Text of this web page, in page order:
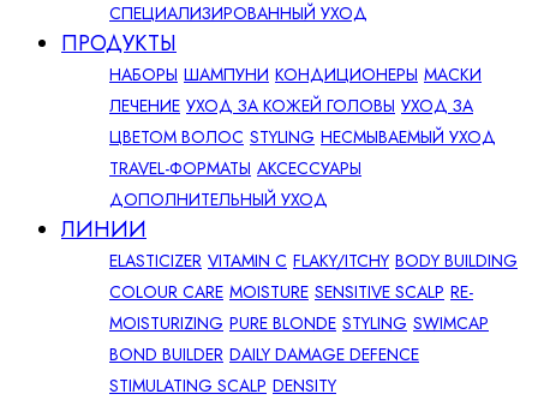
СПЕЦИАЛИЗИРОВАННЫЙ УХОД
ПРОДУКТЫ
НАБОРЫ ШАМПУНИ КОНДИЦИОНЕРЫ МАСКИ
ЛЕЧЕНИЕ УХОД ЗА КОЖЕЙ ГОЛОВЫ УХОД ЗА
ЦВЕТОМ ВОЛОС STYLING НЕСМЫВАЕМЫЙ УХОД
TRAVEL-ФОРМАТЫ АКСЕССУАРЫ
ДОПОЛНИТЕЛЬНЫЙ УХОД
ЛИНИИ
ELASTICIZER VITAMIN C FLAKY/ITCHY BODY BUILDING
COLOUR CARE MOISTURE SENSITIVE SCALP RE-
MOISTURIZING PURE BLONDE STYLING SWIMCAP
BOND BUILDER DAILY DAMAGE DEFENCE
STIMULATING SCALP DENSITY